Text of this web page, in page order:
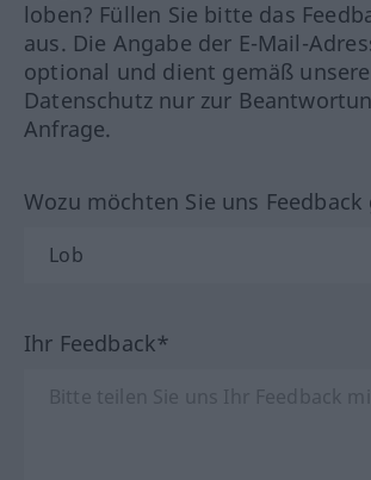
loben? Füllen Sie bitte das
aus. Die Angabe der E-Mail-
optional und dient gemäß
Datenschutz nur zur
Anfrage.
Wozu möchten Sie uns
Ihr Feedback*